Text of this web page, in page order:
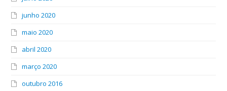
junho 2020
maio 2020
abril 2020
março 2020
outubro 2016